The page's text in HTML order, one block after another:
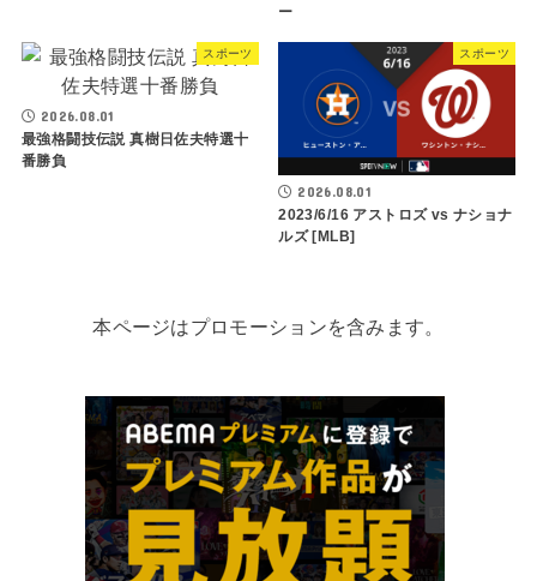
ー
スポーツ
2026.08.01
最強格闘技伝説 真樹日佐夫特選十
番勝負
スポーツ
2026.08.01
2023/6/16 アストロズ vs ナショナ
ルズ [MLB]
本ページはプロモーションを含みます。